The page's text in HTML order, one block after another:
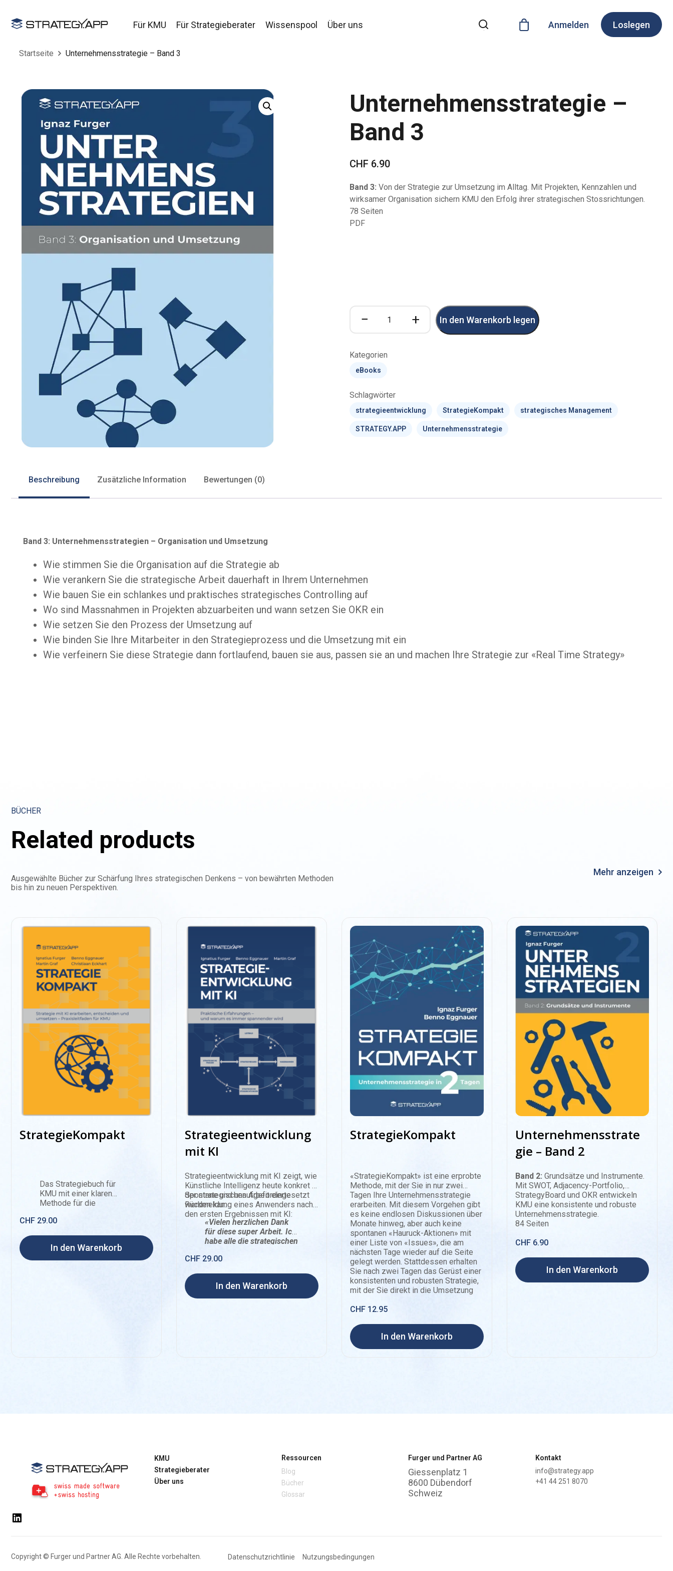
Für KMU Für Strategieberater Wissenspool Über uns Anmelden Loslegen
Startseite Unternehmensstrategie – Band 3
Unternehmensstrategie –
Band 3
CHF 6.90
Band 3: Von der Strategie zur Umsetzung im Alltag. Mit Projekten, Kennzahlen und
wirksamer Organisation sichern KMU den Erfolg ihrer strategischen Stossrichtungen.
78 Seiten
PDF
−
Unternehmensstrategie
+ In den Warenkorb legen
Kategorien
eBooks
Schlagwörter
strategieentwicklung StrategieKompakt strategisches Management
STRATEGY.APP Unternehmensstrategie
Beschreibung Zusätzliche Information Bewertungen (0)
Band 3: Unternehmensstrategien – Organisation und Umsetzung
Wie stimmen Sie die Organisation auf die Strategie ab
Wie verankern Sie die strategische Arbeit dauerhaft in Ihrem Unternehmen
Wie bauen Sie ein schlankes und praktisches strategisches Controlling auf
Wo sind Massnahmen in Projekten abzuarbeiten und wann setzen Sie OKR ein
Wie setzen Sie den Prozess der Umsetzung auf
Wie binden Sie Ihre Mitarbeiter in den Strategieprozess und die Umsetzung mit ein
Wie verfeinern Sie diese Strategie dann fortlaufend, bauen sie aus, passen sie an und machen Ihre Strategie zur «Real Time Strategy»
BÜCHER
Related products
Ausgewählte Bücher zur Schärfung Ihres strategischen Denkens – von bewährten Methoden
bis hin zu neuen Perspektiven.
Mehr anzeigen
StrategieKompakt
Das Strategiebuch für
KMU mit einer klaren
Methode für die
Führungsteam. Von der
und Optionen bis zu
Stossrichtungen,
CHF 29.00
In den Warenkorb
Strategieentwicklung
mit KI
Strategieentwicklung mit KI zeigt, wie
Künstliche Intelligenz heute konkret in
der strategischen Arbeit eingesetzt
werden kan.
Spontane und unaufgeforderte
Rückmeldung eines Anwenders nach
den ersten Ergebnissen mit KI:
«Vielen herzlichen Dank
für diese super Arbeit. Ich
habe alle die strategischen
bin vom Resultat sehr
CHF 29.00
In den Warenkorb
StrategieKompakt
«StrategieKompakt» ist eine erprobte
Methode, mit der Sie in nur zwei
Tagen Ihre Unternehmensstrategie
erarbeiten. Mit diesem Vorgehen gibt
es keine endlosen Diskussionen über
Monate hinweg, aber auch keine
spontanen «Hauruck-Aktionen» mit
einer Liste von «Issues», die am
nächsten Tage wieder auf die Seite
gelegt werden. Stattdessen erhalten
Sie nach zwei Tagen das Gerüst einer
konsistenten und robusten Strategie,
mit der Sie direkt in die Umsetzung
110 Seiten
CHF 12.95
In den Warenkorb
Unternehmensstrate
gie – Band 2
Band 2: Grundsätze und Instrumente.
Mit SWOT, Adjacency-Portfolio,
StrategyBoard und OKR entwickeln
KMU eine konsistente und robuste
Unternehmensstrategie.
84 Seiten
CHF 6.90
In den Warenkorb
LinkedIn
KMU
Strategieberater
Über uns
Ressourcen
Blog
Bücher
Glossar
Furger und Partner AG
Giessenplatz 1
8600 Dübendorf
Schweiz
Kontakt
info@strategy.app
+41 44 251 8070
Copyright © Furger und Partner AG. Alle Rechte vorbehalten. Datenschutzrichtlinie Nutzungsbedingungen